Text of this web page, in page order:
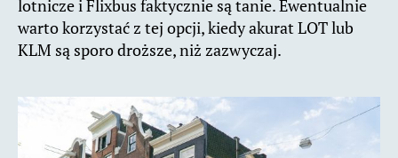
lotnicze i Flixbus faktycznie są tanie. Ewentualnie
warto korzystać z tej opcji, kiedy akurat LOT lub
KLM są sporo droższe, niż zazwyczaj.